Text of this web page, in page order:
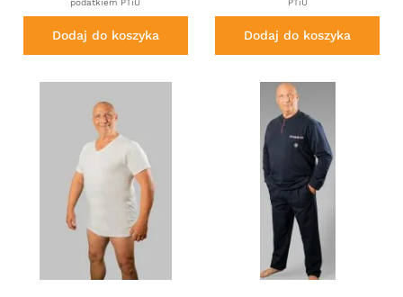
podatkiem PTiU
Dodaj do koszyka
PTiU
Dodaj do koszyka